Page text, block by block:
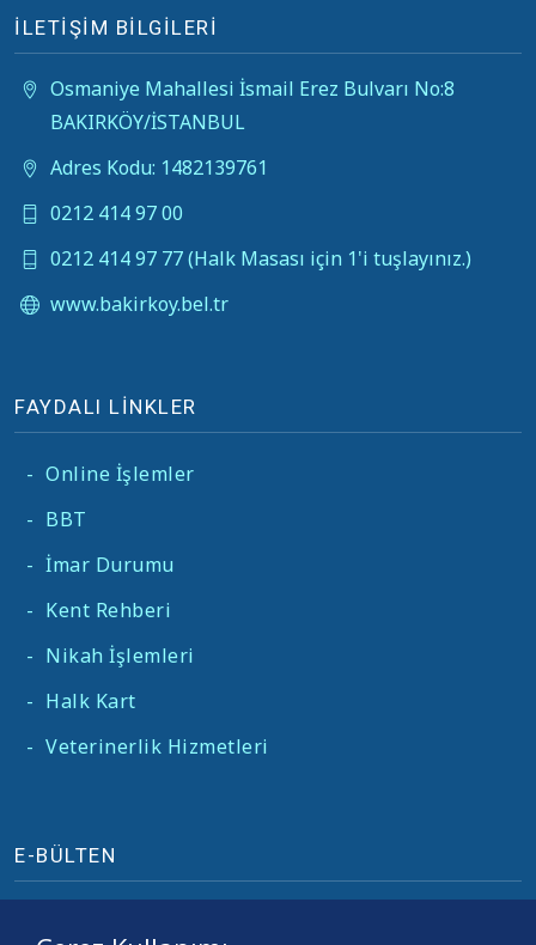
İLETİŞİM BİLGİLERİ
Osmaniye Mahallesi İsmail Erez Bulvarı No:8
BAKIRKÖY/İSTANBUL
Adres Kodu: 1482139761
0212 414 97 00
0212 414 97 77 (Halk Masası için 1'i tuşlayınız.)
www.bakirkoy.bel.tr
FAYDALI LİNKLER
- Online İşlemler
- BBT
- İmar Durumu
- Kent Rehberi
- Nikah İşlemleri
- Halk Kart
- Veterinerlik Hizmetleri
E-BÜLTEN